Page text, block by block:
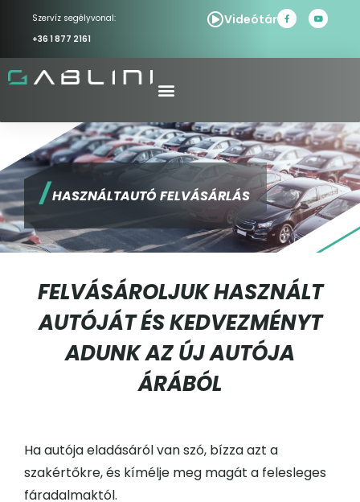
Szervíz segélyvonal:
+36 1 877 2161
Videótár
/HASZNÁLTAUTÓ FELVÁSÁRLÁS
FELVÁSÁROLJUK HASZNÁLT
AUTÓJÁT ÉS KEDVEZMÉNYT
ADUNK AZ ÚJ AUTÓJA
ÁRÁBÓL
Ha autója eladásáról van szó, bízza azt a
szakértőkre, és kímélje meg magát a felesleges
fáradalmaktól.